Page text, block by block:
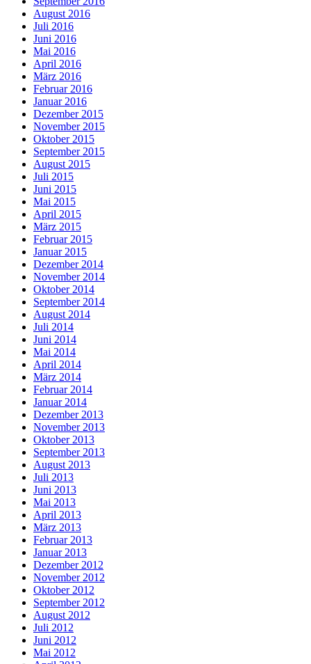
August 2016
Juli 2016
Juni 2016
Mai 2016
April 2016
März 2016
Februar 2016
Januar 2016
Dezember 2015
November 2015
Oktober 2015
September 2015
August 2015
Juli 2015
Juni 2015
Mai 2015
April 2015
März 2015
Februar 2015
Januar 2015
Dezember 2014
November 2014
Oktober 2014
September 2014
August 2014
Juli 2014
Juni 2014
Mai 2014
April 2014
März 2014
Februar 2014
Januar 2014
Dezember 2013
November 2013
Oktober 2013
September 2013
August 2013
Juli 2013
Juni 2013
Mai 2013
April 2013
März 2013
Februar 2013
Januar 2013
Dezember 2012
November 2012
Oktober 2012
September 2012
August 2012
Juli 2012
Juni 2012
Mai 2012